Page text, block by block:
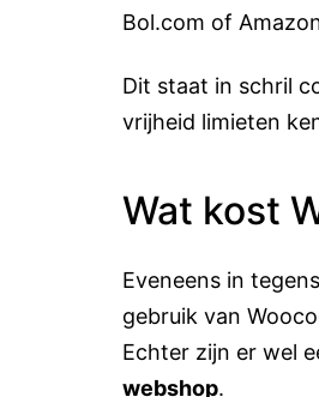
Bol.com of
Dit staat in schril
vrijheid limieten
Wat kost
Eveneens in
gebruik van
Echter zijn er wel
webshop.